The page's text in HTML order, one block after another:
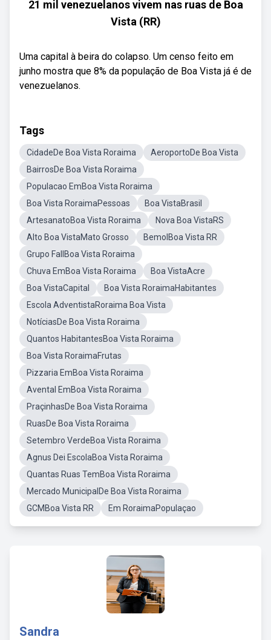
21 mil venezuelanos vivem nas ruas de Boa
Vista (RR)
Uma capital à beira do colapso. Um censo feito em
junho mostra que 8% da população de Boa Vista já é de
venezuelanos.
Tags
CidadeDe Boa Vista Roraima
AeroportoDe Boa Vista
BairrosDe Boa Vista Roraima
Populacao EmBoa Vista Roraima
Boa Vista RoraimaPessoas
Boa VistaBrasil
ArtesanatoBoa Vista Roraima
Nova Boa VistaRS
Alto Boa VistaMato Grosso
BemolBoa Vista RR
Grupo FallBoa Vista Roraima
Chuva EmBoa Vista Roraima
Boa VistaAcre
Boa VistaCapital
Boa Vista RoraimaHabitantes
Escola AdventistaRoraima Boa Vista
NotíciasDe Boa Vista Roraima
Quantos HabitantesBoa Vista Roraima
Boa Vista RoraimaFrutas
Pizzaria EmBoa Vista Roraima
Avental EmBoa Vista Roraima
PraçinhasDe Boa Vista Roraima
RuasDe Boa Vista Roraima
Setembro VerdeBoa Vista Roraima
Agnus Dei EscolaBoa Vista Roraima
Quantas Ruas TemBoa Vista Roraima
Mercado MunicipalDe Boa Vista Roraima
GCMBoa Vista RR
Em RoraimaPopulaçao
Sandra